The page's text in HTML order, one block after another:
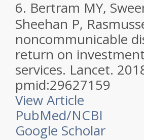
6. Bertram MY,
Sheehan P,
noncommunicable
return on
services. Lancet.
pmid:29627159
View Article
PubMed/NCBI
Google Scholar